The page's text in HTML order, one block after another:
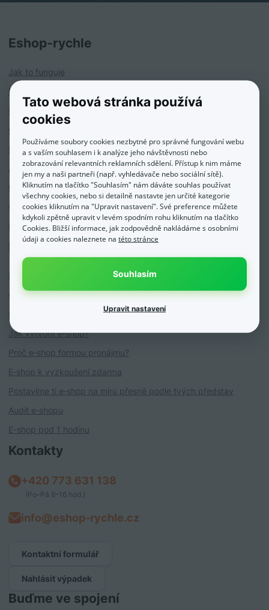
Eshop‑rychle
Jak to funguje
Přehled funkcí
Ukázky e‑shopů
Ceník
Přechod na Eshop‑rychle
Affiliate program
Obchodní podmínky
Ochrana osobních údajů
Kariéra
Pomocná ruka
Často kladené dotazy
Jak vytvořit e‑shop?
Proč e‑shop formou pronájmu?
E‑shop k vyzkoušení zdarma
Postavíme ti e‑shop na míru přesně podle tvých představ
Audit e‑shopu
E-shop pod 1 hodinu
Kontakty
+420 773 631 138
(Po–Pá 8–16 hod.)
info@eshop-rychle.cz
Kontaktní formulář
Nahlásit výpadek
Buďme ve spojení
Tato webová stránka používá
cookies
Používáme soubory cookies nezbytné pro správné fungování webu
a s vaším souhlasem i k analýze jeho návštěvnosti nebo
zobrazování relevantních reklamních sdělení. Přístup k nim máme
jen my a naši partneři (např. vyhledávače nebo sociální sítě).
Kliknutím na tlačítko "Souhlasím" nám dáváte souhlas používat
všechny cookies, nebo si detailně nastavte jen určité kategorie
cookies kliknutím na "Upravit nastavení". Své preference můžete
kdykoli zpětně upravit v levém spodním rohu kliknutím na tlačítko
Cookies. Bližší informace, jak zodpovědně nakládáme s osobními
údaji a cookies naleznete na této stránce
Souhlasím
Upravit nastavení